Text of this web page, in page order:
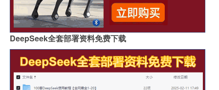
DeepSeek全套部署资料免费下载